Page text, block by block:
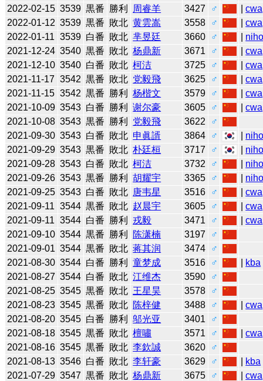
2022-02-15 3539 黒番 勝利 周睿羊 3427 ♂ |cwa
2022-01-12 3539 黒番 敗北 黄雲嵩 3558 ♂ |cwa
2022-01-11 3539 白番 敗北 芈昱廷 3660 ♂
2021-12-24 3540 黒番 敗北 杨鼎新 3671 ♂ |cwa
2021-12-10 3540 白番 敗北 柯洁 3725 ♂ |cwa
2021-11-17 3542 黒番 敗北 党毅飛 3625 ♂ |cwa
2021-11-15 3542 黒番 勝利 杨楷文 3579 ♂ |cwa
2021-10-09 3543 白番 勝利 谢尔豪 3605 ♂ |cwa
2021-10-08 3543 黒番 勝利 党毅飛 3622
♂
2021-09-30 3543 白番 敗北 申眞諝 3864 ♂
2021-09-29 3543 黒番 敗北 朴廷桓 3717 ♂
2021-09-28 3543 白番 敗北 柯洁 3732 ♂
2021-09-26 3543 黒番 勝利 胡耀宇 3365 ♂
2021-09-25 3543 白番 敗北 唐韦星 3516 ♂ |cwa
2021-09-11 3544 黒番 敗北 赵晨宇 3605 ♂ |cwa
2021-09-11 3544 白番 勝利 戎毅 3471 ♂ |cwa
2021-09-10 3544 黒番 勝利 陈潇楠 3197
♂
2021-09-01 3544 黒番 敗北 蒋其润 3474
♂
2021-08-30 3544 白番 勝利 童梦成 3516 ♂ kba
2021-08-27 3544 白番 敗北 江维杰 3590
♂
2021-08-25 3545 黒番 敗北 王星昊 3578
♂
2021-08-23 3545 黒番 敗北 陈梓健 3488 ♂ |cwa
2021-08-20 3545 白番 勝利 邬光亚 3401
♂
2021-08-18 3545 黒番 敗北 檀嘯 3571 ♂ |cwa
2021-08-16 3545 黒番 敗北 李欽誠 3620
♂
2021-08-13 3546 白番 敗北 李轩豪 3629 ♂ kba
2021-07-29 3547 黒番 敗北 杨鼎新 3675 ♂ |cwa